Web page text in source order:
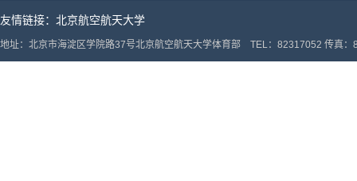
友情链接： 北京航空航天大学
地址：北京市海淀区学院路37号北京航空航天大学体育部 TEL：82317052 传真